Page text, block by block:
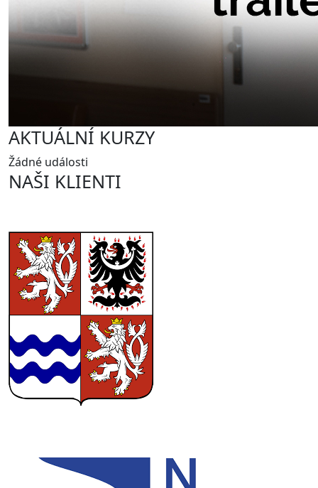
AKTUÁLNÍ KURZY
Žádné události
NAŠI KLIENTI